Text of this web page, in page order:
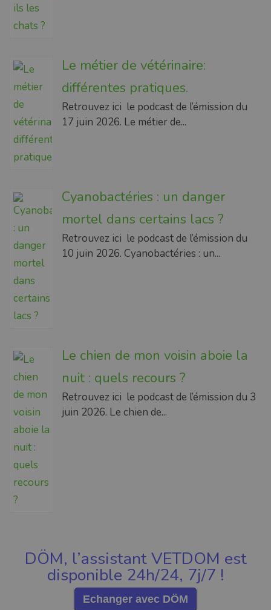
Le métier de vétérinaire:
différentes pratiques.
Retrouvez ici le podcast de l’émission du
17 juin 2026. Le métier de...
Cyanobactéries : un danger
mortel dans certains lacs ?
Retrouvez ici le podcast de l’émission du
10 juin 2026. Cyanobactéries : un...
Le chien de mon voisin aboie la
nuit : quels recours ?
Retrouvez ici le podcast de l’émission du 3
juin 2026. Le chien de...
DÖM, l’assistant VETDOM est
disponible 24h/24, 7j/7 !
Echanger avec DÖM